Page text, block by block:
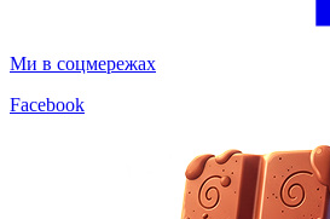
Ми в соцмережах
Facebook